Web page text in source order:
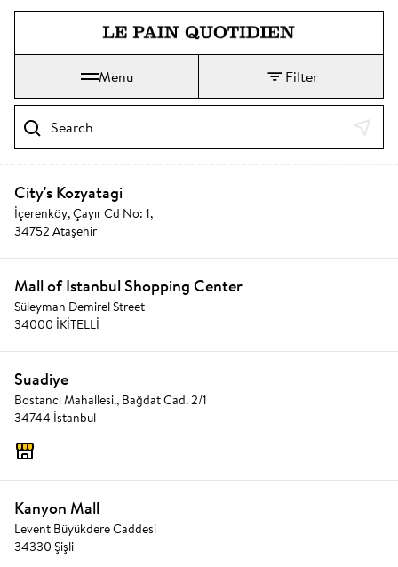
Jump directly to main content
Le Pain Quotidien means The Daily Bread
Menu Filter
Search
City's Kozyatagi
İçerenköy, Çayır Cd No: 1,
34752 Ataşehir
Mall of Istanbul Shopping Center
Süleyman Demirel Street
34000 İKİTELLİ
Suadiye
Bostancı Mahallesi., Bağdat Cad. 2/1
34744 İstanbul
Kanyon Mall
Levent Büyükdere Caddesi
34330 Şişli